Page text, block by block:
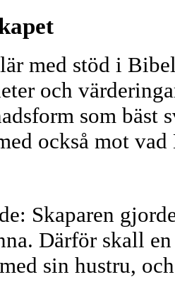
med stöd i
och
som bäst
också mot
Skaparen
Därför skall
sin hustru,